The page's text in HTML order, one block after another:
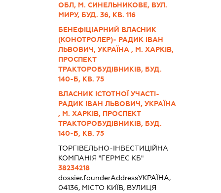
ОБЛ, М. СИНЕЛЬНИКОВЕ, ВУЛ.
МИРУ, БУД. 36, КВ. 116
БЕНЕФІЦІАРНИЙ ВЛАСНИК
(КОНОТРОЛЕР)- РАДИК ІВАН
ЛЬВОВИЧ, УКРАЇНА , М. ХАРКІВ,
ПРОСПЕКТ
ТРАКТОРОБУДІВНИКІВ, БУД.
140-Б, КВ. 75
ВЛАСНИК ІСТОТНОЇ УЧАСТІ-
РАДИК ІВАН ЛЬВОВИЧ, УКРАЇНА
, М. ХАРКІВ, ПРОСПЕКТ
ТРАКТОРОБУДІВНИКІВ, БУД.
140-Б, КВ. 75
ТОРГІВЕЛЬНО-ІНВЕСТИЦІЙНА
КОМПАНІЯ "ГЕРМЕС КБ"
38234218
dossier.founderAddressУКРАЇНА,
04136, МІСТО КИЇВ, ВУЛИЦЯ